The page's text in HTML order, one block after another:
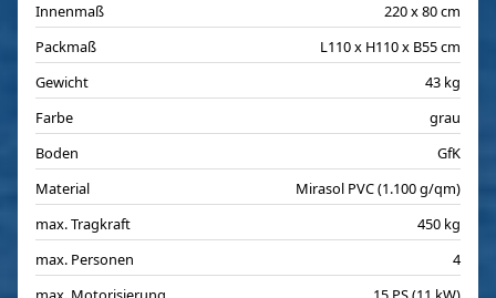
Innenmaß
220 x 80 cm
Packmaß
L110 x H110 x B55 cm
Gewicht
43 kg
Farbe
grau
Boden
GfK
Material
Mirasol PVC (1.100 g/qm)
max. Tragkraft
450 kg
max. Personen
4